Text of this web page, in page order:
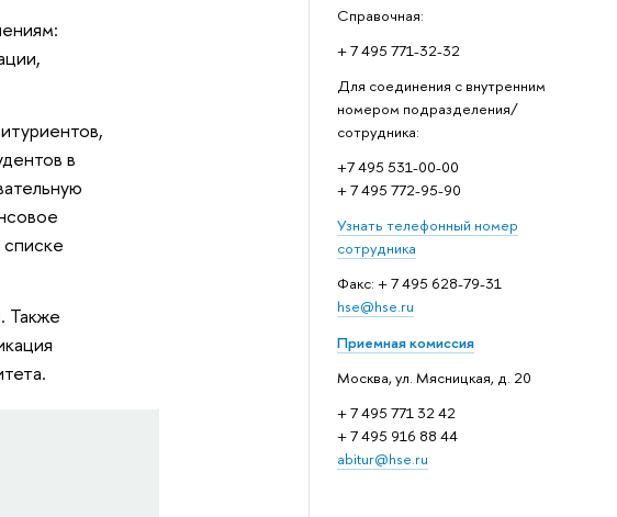
Справочная:
+ 7 495 771-32-32
Для соединения с внутренним
номером подразделения/
сотрудника:
+7 495 531-00-00
+ 7 495 772-95-90
Узнать телефонный номер
сотрудника
Факс: + 7 495 628-79-31
hse@hse.ru
Приемная комиссия
Москва, ул. Мясницкая, д. 20
+ 7 495 771 32 42
+ 7 495 916 88 44
abitur@hse.ru
в
Также